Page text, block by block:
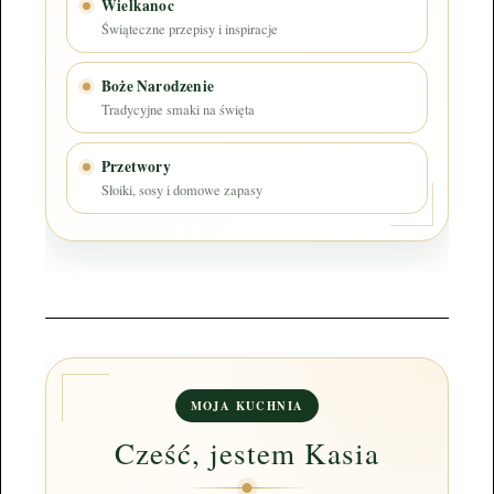
Wielkanoc
Świąteczne przepisy i inspiracje
Boże Narodzenie
Tradycyjne smaki na święta
Przetwory
Słoiki, sosy i domowe zapasy
MOJA KUCHNIA
Cześć, jestem Kasia